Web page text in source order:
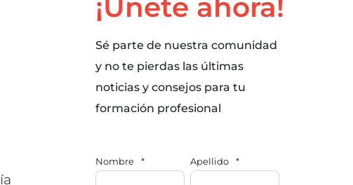
¡Únete ahora!
Sé parte de nuestra comunidad
y no te pierdas las últimas
noticias y consejos para tu
formación profesional
Nombre * Apellido *